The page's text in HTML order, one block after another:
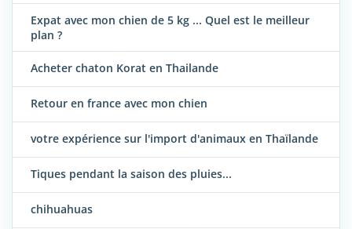
Expat avec mon chien de 5 kg ... Quel est le meilleur
plan ?
Acheter chaton Korat en Thailande
Retour en france avec mon chien
votre expérience sur l'import d'animaux en Thaïlande
Tiques pendant la saison des pluies...
chihuahuas